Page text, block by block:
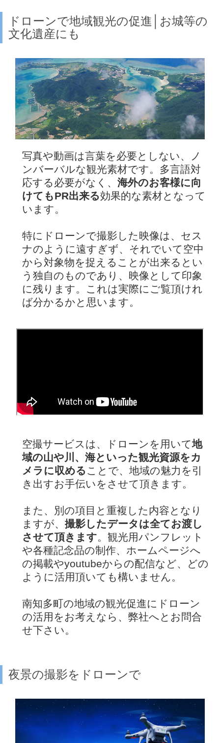
ドローンで地域観光の促進│お城等の
文化遺産にも
写真や動画は言葉を必要としない、ノ
ンバーバルな観光素材です。多言語対
応する必要がなく、 海外のお客様に向
けてもPR出来る効果的な素材となって
います。
特にドローンで撮影した映像は、セス
ナのように遠すぎず、それでいて空中
から対象物を捉えることが出来るとい
う独自のものであり、映像として印象
に残ります。これは実際にご覧頂けれ
ば分かるかと思います。
空撮サービスは、ドローンを用いて地
域の山や川、海といった観光資源をカ
メラに収める ことで、地域の魅力を引
き出すお手伝いをさせて頂きます。
また、別の項目と重複した内容となり
ますが、 撮影したデータは全てお渡し
させて頂きます。観光用パンフレット
や各種記念品の制作、ホームページへ
の掲載やyoutubeからの配信など、どの
ように活用頂いても構いません。
南知多町の地域の観光促進にドローン
の活用をお考えなら、弊社へとお問合
せ下さい。
夜景の撮影をドローンで